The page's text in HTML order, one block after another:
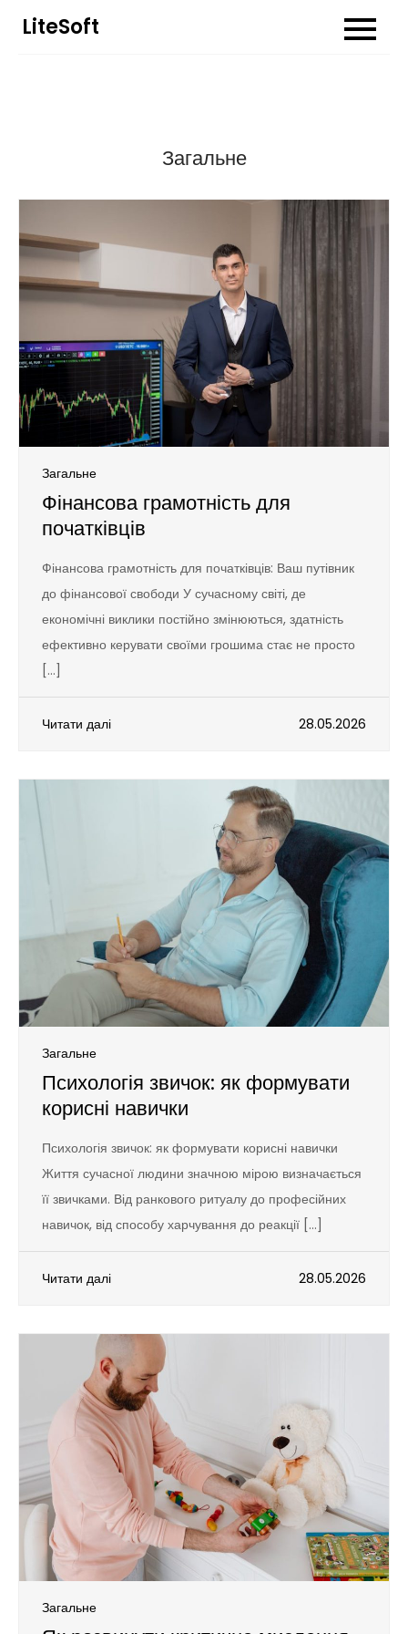
Перейти
LiteSoft
Загальне
Загальне
Фінансова грамотність для
початківців
Фінансова грамотність для початківців: Ваш путівник
до фінансової свободи У сучасному світі, де
економічні виклики постійно змінюються, здатність
ефективно керувати своїми грошима стає не просто
[…]
Читати далі 28.05.2026
Загальне
Психологія звичок: як формувати
корисні навички
Психологія звичок: як формувати корисні навички
Життя сучасної людини значною мірою визначається
її звичками. Від ранкового ритуалу до професійних
навичок, від способу харчування до реакції […]
Читати далі 28.05.2026
Загальне